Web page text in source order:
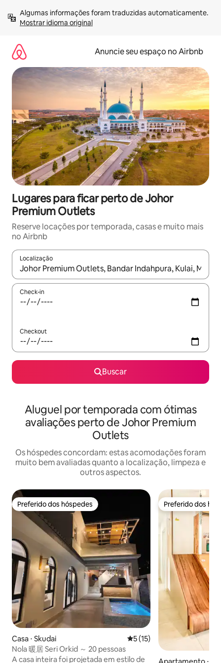
para
Mostrar idioma original
Anuncie seu espaço no Airbnb
Lugares para ficar perto de Johor
Premium Outlets
Reserve locações por temporada, casas e muito mais
no Airbnb
Localização
Quando os resultados estiverem disponíveis, explore-os
Check-in
Checkout
Buscar
Aluguel por temporada com ótimas
avaliações perto de Johor Premium
Outlets
Os hóspedes concordam: estas acomodações foram
muito bem avaliadas quanto a localização, limpeza e
outros aspectos.
Preferido dos hóspedes
Preferido dos hóspedes
Casa ⋅ Skudai 5 de uma avaliação média
5 (15)
Nola 暖居 Seri Orkid ～ 20 pessoas
A casa inteira foi projetada em estilo de
Preferido dos
Preferido dos